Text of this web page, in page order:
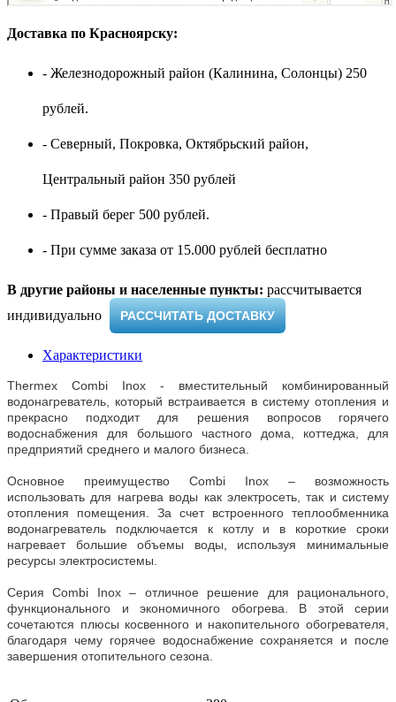
Доставка по Красноярску:
- Железнодорожный район (Калинина, Солонцы) 250
рублей.
- Северный, Покровка, Октябрьский район,
Центральный район 350 рублей
- Правый берег 500 рублей.
- При сумме заказа от 15.000 рублей бесплатно
В другие районы и населенные пункты: рассчитывается
индивидуально ​
РАССЧИТАТЬ ДОСТАВКУ
Характеристики
Thermex Combi Inox - вместительный комбинированный
водонагреватель, который встраивается в систему отопления и
прекрасно подходит для решения вопросов горячего
водоснабжения для большого частного дома, коттеджа, для
предприятий среднего и малого бизнеса.
Основное преимущество Combi Inox – возможность
использовать для нагрева воды как электросеть, так и систему
отопления помещения. За счет встроенного теплообменника
водонагреватель подключается к котлу и в короткие сроки
нагревает большие объемы воды, используя минимальные
ресурсы электросистемы.
Серия Combi Inox – отличное решение для рационального,
функционального и экономичного обогрева. В этой серии
сочетаются плюсы косвенного и накопительного обогревателя,
благодаря чему горячее водоснабжение сохраняется и после
завершения отопительного сезона.